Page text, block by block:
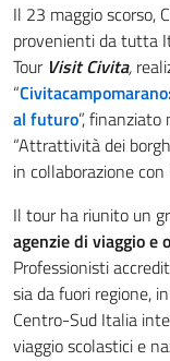
Il 23 maggio scorso,
provenienti da tutta
Tour Visit Civita,
“
al futuro”, finanziato
“Attrattività dei
in collaborazione
Il tour ha riunito un
agenzie di viaggio
Professionisti
sia da fuori regione,
Centro-Sud Italia
viaggio scolastici e